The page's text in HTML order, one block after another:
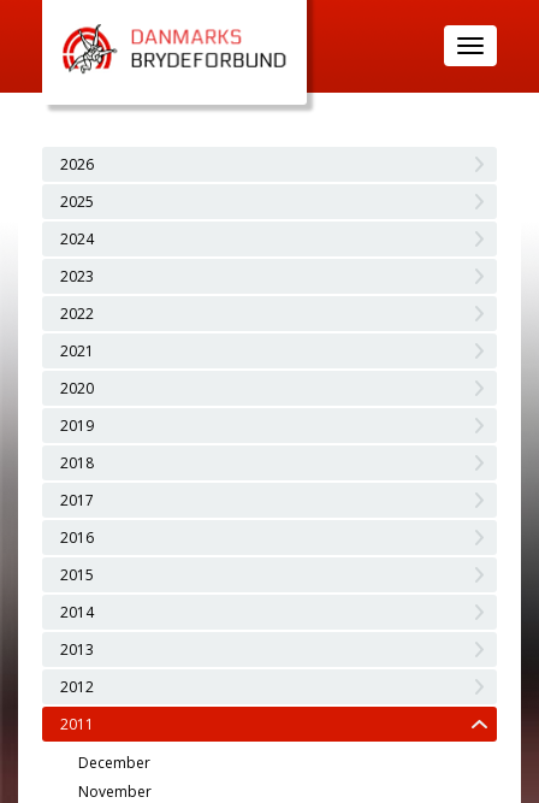
Toggle
navigation
2026
2025
2024
2023
2022
2021
2020
2019
2018
2017
2016
2015
2014
2013
2012
2011
December
November